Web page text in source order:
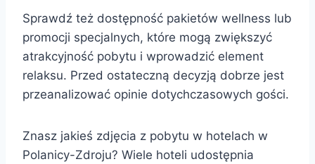
Sprawdź też dostępność pakietów wellness lub
promocji specjalnych, które mogą zwiększyć
atrakcyjność pobytu i wprowadzić element
relaksu. Przed ostateczną decyzją dobrze jest
przeanalizować opinie dotychczasowych gości.
Znasz jakieś zdjęcia z pobytu w hotelach w
Polanicy-Zdroju? Wiele hoteli udostępnia